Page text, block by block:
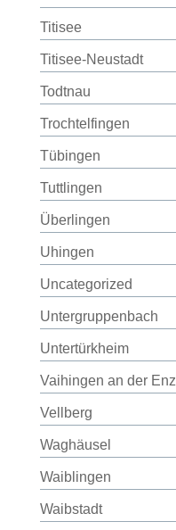
Titisee
Titisee-Neustadt
Todtnau
Trochtelfingen
Tübingen
Tuttlingen
Überlingen
Uhingen
Uncategorized
Untergruppenbach
Untertürkheim
Vaihingen an der Enz
Vellberg
Waghäusel
Waiblingen
Waibstadt